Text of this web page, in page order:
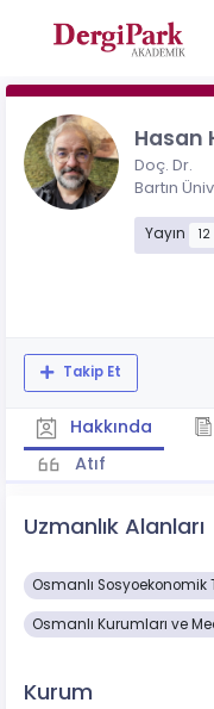
Hasan
Doç. Dr.
Bartın
Yayın 12
Takip Et
Hakkında
Atıf
Uzmanlık Alanları
Osmanlı Sosyoekonomik
Osmanlı Kurumları ve
Kurum